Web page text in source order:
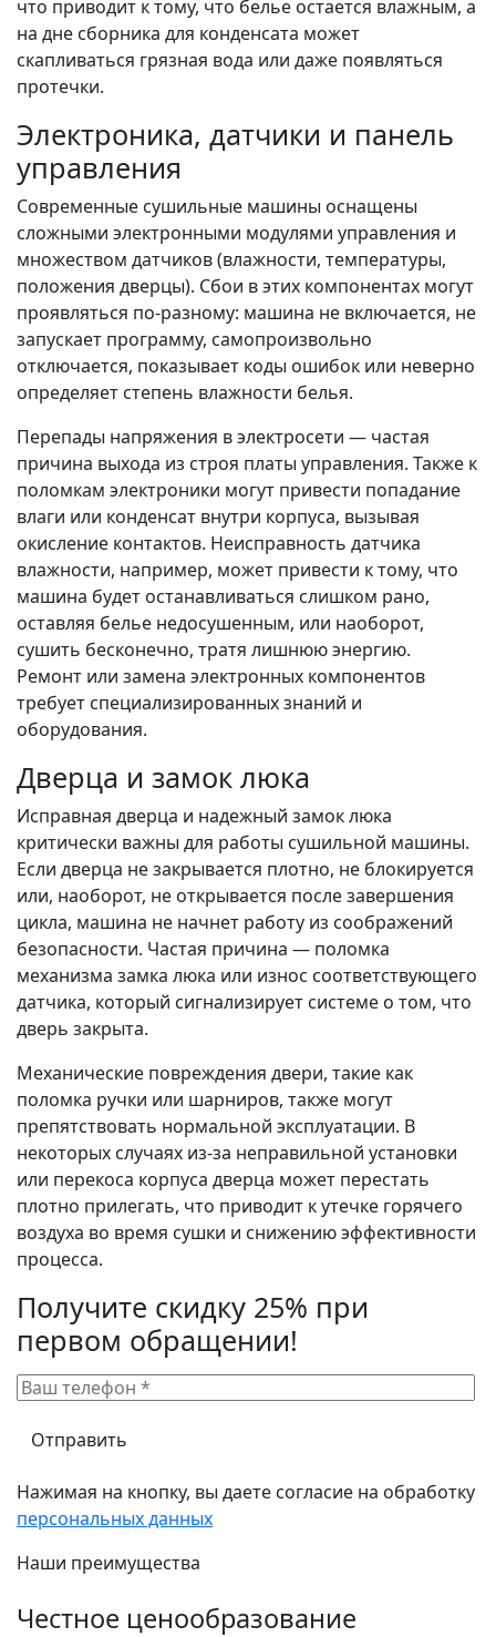
что приводит к тому, что белье остается влажным, а
на дне сборника для конденсата может
скапливаться грязная вода или даже появляться
протечки.
Электроника, датчики и панель
управления
Современные сушильные машины оснащены
сложными электронными модулями управления и
множеством датчиков (влажности, температуры,
положения дверцы). Сбои в этих компонентах могут
проявляться по-разному: машина не включается, не
запускает программу, самопроизвольно
отключается, показывает коды ошибок или неверно
определяет степень влажности белья.
Перепады напряжения в электросети — частая
причина выхода из строя платы управления. Также к
поломкам электроники могут привести попадание
влаги или конденсат внутри корпуса, вызывая
окисление контактов. Неисправность датчика
влажности, например, может привести к тому, что
машина будет останавливаться слишком рано,
оставляя белье недосушенным, или наоборот,
сушить бесконечно, тратя лишнюю энергию.
Ремонт или замена электронных компонентов
требует специализированных знаний и
оборудования.
Дверца и замок люка
Исправная дверца и надежный замок люка
критически важны для работы сушильной машины.
Если дверца не закрывается плотно, не блокируется
или, наоборот, не открывается после завершения
цикла, машина не начнет работу из соображений
безопасности. Частая причина — поломка
механизма замка люка или износ соответствующего
датчика, который сигнализирует системе о том, что
дверь закрыта.
Механические повреждения двери, такие как
поломка ручки или шарниров, также могут
препятствовать нормальной эксплуатации. В
некоторых случаях из-за неправильной установки
или перекоса корпуса дверца может перестать
плотно прилегать, что приводит к утечке горячего
воздуха во время сушки и снижению эффективности
процесса.
Получите скидку 25% при
первом обращении!
Нажимая на кнопку, вы даете согласие на обработку
персональных данных
Наши преимущества
Честное ценообразование